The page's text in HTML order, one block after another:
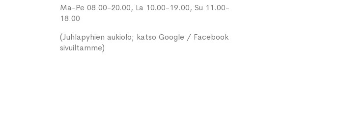
Ma-Pe 08.00-20.00, La 10.00-19.00, Su 11.00-
18.00
(Juhlapyhien aukiolo; katso Google / Facebook
sivuiltamme)